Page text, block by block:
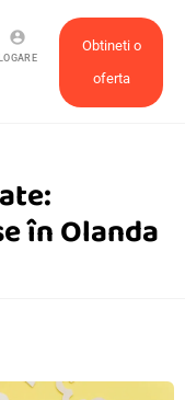
Obtineti o
oferta
account_circle
LOGARE
în Olanda